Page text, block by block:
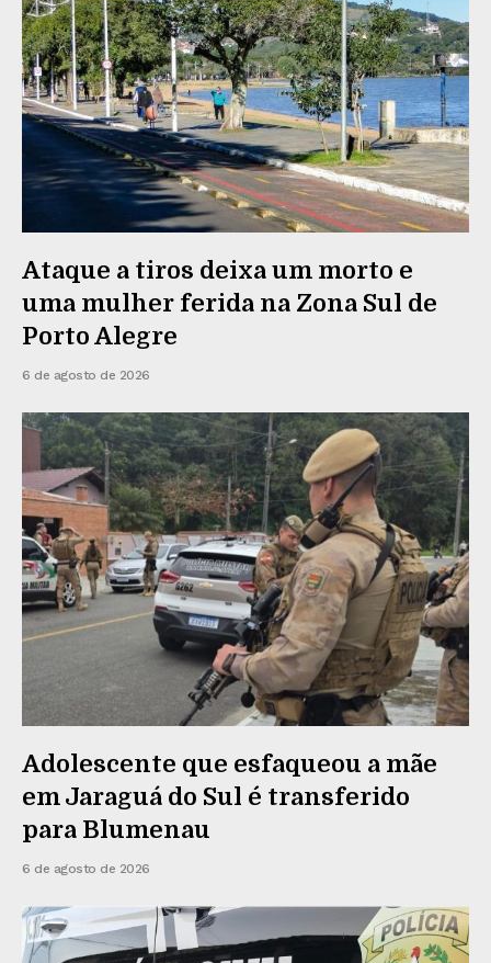
Ataque a tiros deixa um morto e
uma mulher ferida na Zona Sul de
Porto Alegre
6 de agosto de 2026
Adolescente que esfaqueou a mãe
em Jaraguá do Sul é transferido
para Blumenau
6 de agosto de 2026